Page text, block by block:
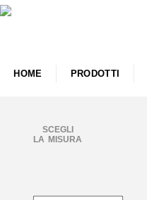
HOME PRODOTTI
SCEGLI
LA MISURA